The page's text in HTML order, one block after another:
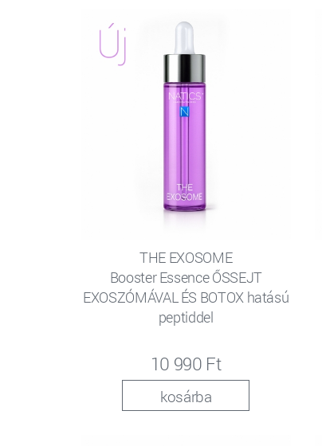
THE EXOSOME
Booster Essence ŐSSEJT
EXOSZÓMÁVAL ÉS BOTOX hatású
peptiddel
10 990 Ft
kosárba